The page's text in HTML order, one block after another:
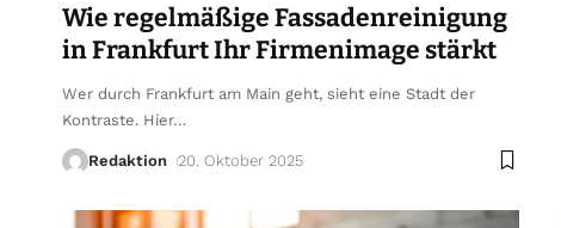
Wie regelmäßige Fassadenreinigung
in Frankfurt Ihr Firmenimage stärkt
Wer durch Frankfurt am Main geht, sieht eine Stadt der
Kontraste. Hier…
Redaktion 20. Oktober 2025